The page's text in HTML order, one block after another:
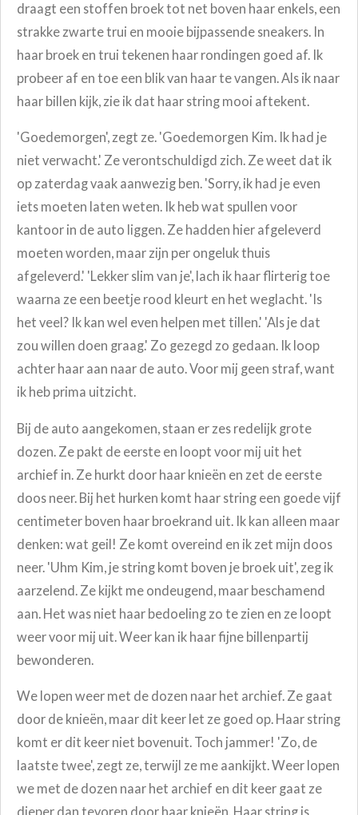
draagt een stoffen broek tot net boven haar enkels, een
strakke zwarte trui en mooie bijpassende sneakers. In
haar broek en trui tekenen haar rondingen goed af. Ik
probeer af en toe een blik van haar te vangen. Als ik naar
haar billen kijk, zie ik dat haar string mooi aftekent.
'Goedemorgen', zegt ze. 'Goedemorgen Kim. Ik had je
niet verwacht.' Ze verontschuldigd zich. Ze weet dat ik
op zaterdag vaak aanwezig ben. 'Sorry, ik had je even
iets moeten laten weten. Ik heb wat spullen voor
kantoor in de auto liggen. Ze hadden hier afgeleverd
moeten worden, maar zijn per ongeluk thuis
afgeleverd.' 'Lekker slim van je', lach ik haar flirterig toe
waarna ze een beetje rood kleurt en het weglacht. ' Is
het veel? Ik kan wel even helpen met tillen.' 'Als je dat
zou willen doen graag.' Zo gezegd zo gedaan. Ik loop
achter haar aan naar de auto. Voor mij geen straf, want
ik heb prima uitzicht.
Bij de auto aangekomen, staan er zes redelijk grote
dozen. Ze pakt de eerste en loopt voor mij uit het
archief in. Ze hurkt door haar knieën en zet de eerste
doos neer. Bij het hurken komt haar string een goede vijf
centimeter boven haar broekrand uit. Ik kan alleen maar
denken: wat geil! Ze komt overeind en ik zet mijn doos
neer. 'Uhm Kim, je string komt boven je broek uit', zeg ik
aarzelend. Ze kijkt me ondeugend, maar beschamend
aan. Het was niet haar bedoeling zo te zien en ze loopt
weer voor mij uit. Weer kan ik haar fijne billenpartij
bewonderen.
We lopen weer met de dozen naar het archief. Ze gaat
door de knieën, maar dit keer let ze goed op. Haar string
komt er dit keer niet bovenuit. Toch jammer! 'Zo, de
laatste twee', zegt ze, terwijl ze me aankijkt.Weer lopen
we met de dozen naar het archief en dit keer gaat ze
dieper dan tevoren door haar knieën. Haar string is